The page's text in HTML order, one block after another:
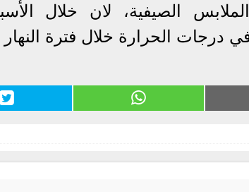
الصيفية، لان خلال
درجات الحرارة خلال فترة النهار